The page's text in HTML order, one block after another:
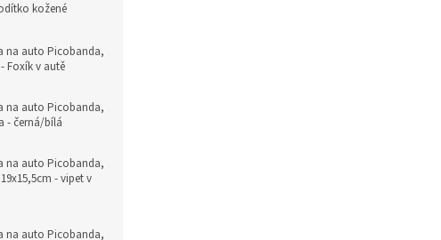
kožené
na auto Picobanda,
Foxík v autě
na auto Picobanda,
- černá/bílá
na auto Picobanda,
- vipet v
na auto Picobanda,